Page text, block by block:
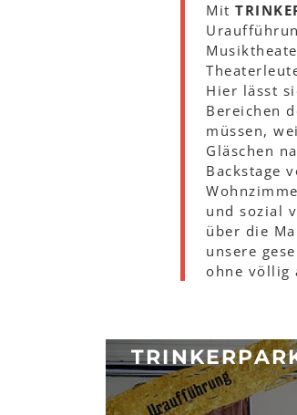
Mit
Hier lässt
Bereichen
müssen,
Gläschen
Backstage
und sozial
über die
unsere
ohne völlig